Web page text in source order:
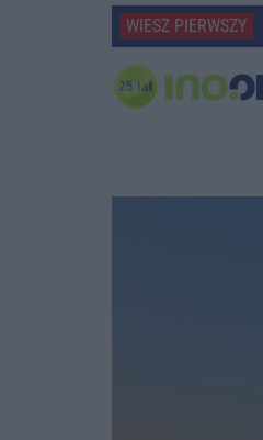
WIESZ PIERWSZY